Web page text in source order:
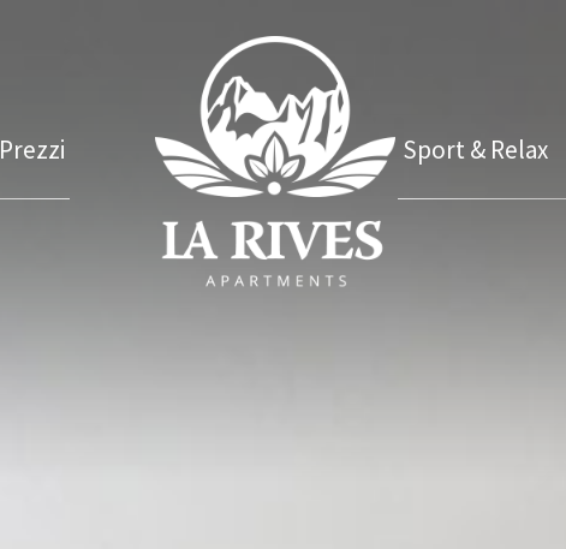
Prezzi Sport & Relax